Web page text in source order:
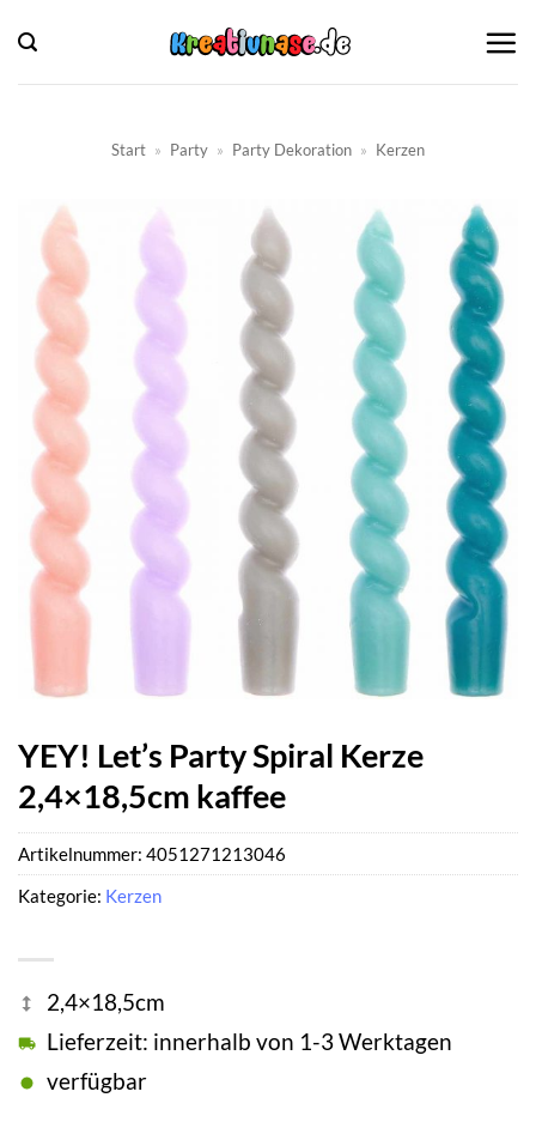
Inhalt
springen
Start » Party » Party Dekoration » Kerzen
YEY! Let’s Party Spiral Kerze
2,4×18,5cm kaffee
2,4×18,5cm
Lieferzeit: innerhalb von 1-3 Werktagen
verfügbar
Artikelnummer: 4051271213046
Kategorie: Kerzen